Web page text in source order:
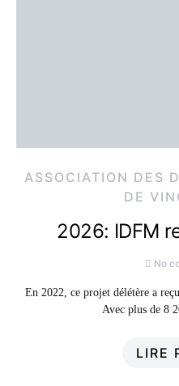
ASSOCIATION DES
DE
2026: IDFM
No
En 2022, ce projet délétère a
Avec plus de 8
LIRE